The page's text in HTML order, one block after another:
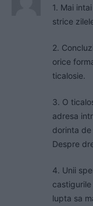
1. Mai
strice
2.
orice
ticalosie.
3. O
adresa
dorinta
Despre
4. Unii
lupta sa